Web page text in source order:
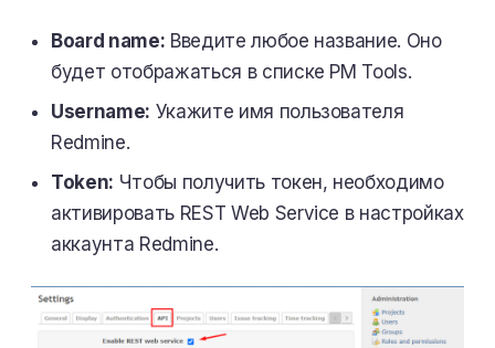
Board name: Введите любое название. Оно
будет отображаться в списке PM Tools.
Username: Укажите имя пользователя
Redmine.
Token: Чтобы получить токен, необходимо
активировать REST Web Service в настройках
аккаунта Redmine.